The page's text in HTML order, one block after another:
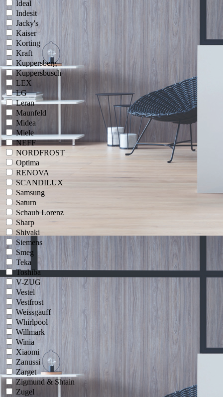
Ideal
Indesit
Jacky's
Kaiser
Korting
Kraft
Kuppersberg
Kuppersbusch
LEX
LG
Leran
Maunfeld
Midea
Miele
NEFF
NORDFROST
Optima
RENOVA
SCANDILUX
Samsung
Saturn
Schaub Lorenz
Sharp
Shivaki
Siemens
Smeg
Teka
Toshiba
V-ZUG
Vestel
Vestfrost
Weissgauff
Whirlpool
Willmark
Winia
Xiaomi
Zanussi
Zarget
Zigmund & Shtain
Zugel